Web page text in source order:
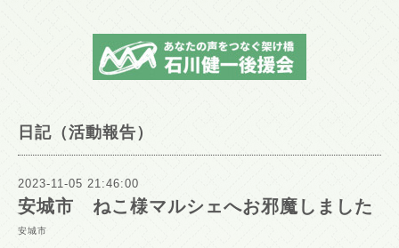
日記（活動報告）
2023-11-05 21:46:00
安城市 ねこ様マルシェへお邪魔しました
安城市